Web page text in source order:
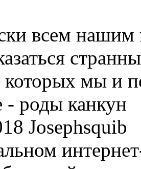
всем нашим
мы и
- роды канкун
Josephsquib